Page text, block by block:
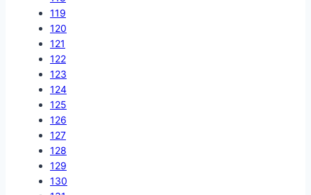
119
120
121
122
123
124
125
126
127
128
129
130